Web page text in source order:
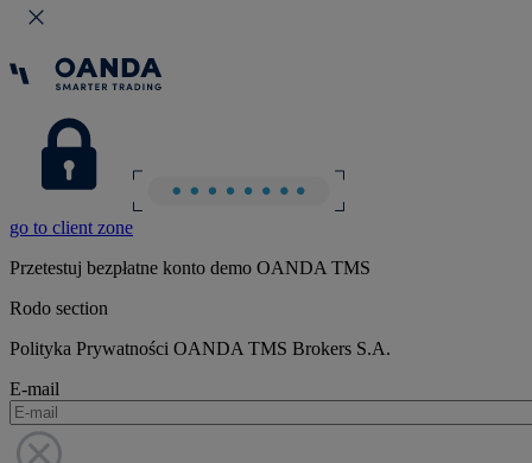
go to client zone
Przetestuj bezpłatne konto demo OANDA TMS
Rodo section
Polityka Prywatności OANDA TMS Brokers S.A.
E-mail